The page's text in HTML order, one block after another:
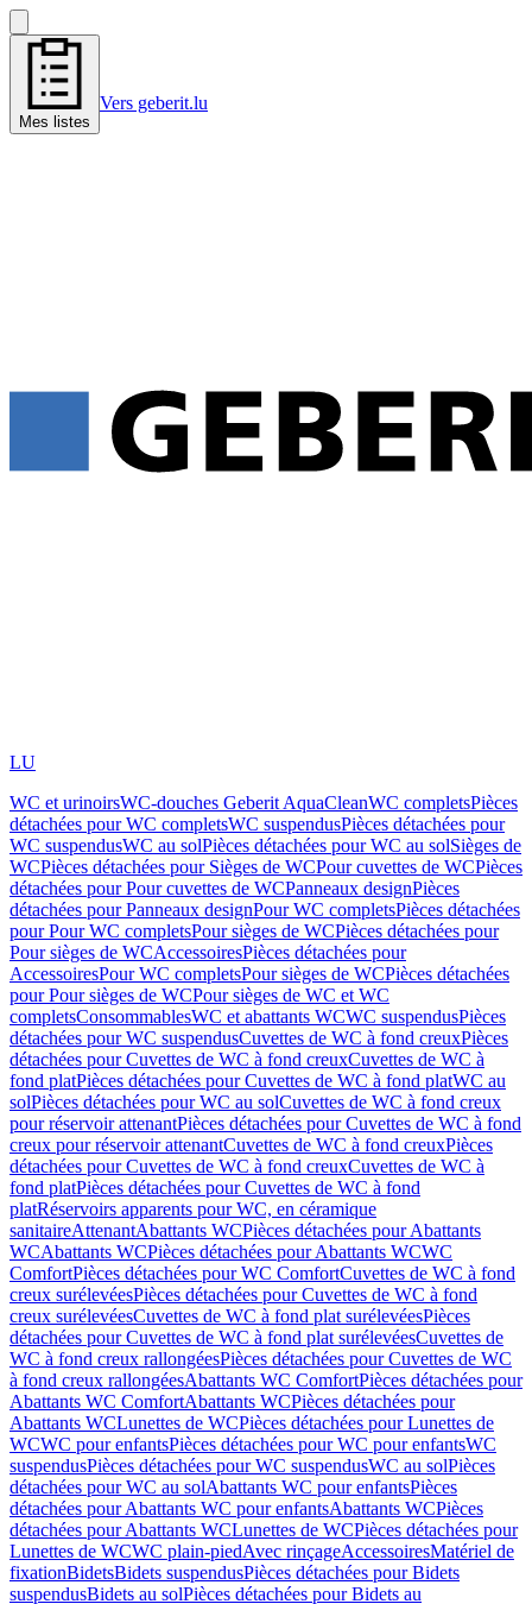
Mes listes
Vers geberit.lu
LU
WC et urinoirsWC-douches Geberit AquaCleanWC completsPièces
détachées pour WC completsWC suspendusPièces détachées pour
WC suspendusWC au solPièces détachées pour WC au solSièges de
WCPièces détachées pour Sièges de WCPour cuvettes de WCPièces
détachées pour Pour cuvettes de WCPanneaux designPièces
détachées pour Panneaux designPour WC completsPièces détachées
pour Pour WC completsPour sièges de WCPièces détachées pour
Pour sièges de WCAccessoiresPièces détachées pour
AccessoiresPour WC completsPour sièges de WCPièces détachées
pour Pour sièges de WCPour sièges de WC et WC
completsConsommablesWC et abattants WCWC suspendusPièces
détachées pour WC suspendusCuvettes de WC à fond creuxPièces
détachées pour Cuvettes de WC à fond creuxCuvettes de WC à
fond platPièces détachées pour Cuvettes de WC à fond platWC au
solPièces détachées pour WC au solCuvettes de WC à fond creux
pour réservoir attenantPièces détachées pour Cuvettes de WC à fond
creux pour réservoir attenantCuvettes de WC à fond creuxPièces
détachées pour Cuvettes de WC à fond creuxCuvettes de WC à
fond platPièces détachées pour Cuvettes de WC à fond
platRéservoirs apparents pour WC, en céramique
sanitaireAttenantAbattants WCPièces détachées pour Abattants
WCAbattants WCPièces détachées pour Abattants WCWC
ComfortPièces détachées pour WC ComfortCuvettes de WC à fond
creux surélevéesPièces détachées pour Cuvettes de WC à fond
creux surélevéesCuvettes de WC à fond plat surélevéesPièces
détachées pour Cuvettes de WC à fond plat surélevéesCuvettes de
WC à fond creux rallongéesPièces détachées pour Cuvettes de WC
à fond creux rallongéesAbattants WC ComfortPièces détachées pour
Abattants WC ComfortAbattants WCPièces détachées pour
Abattants WCLunettes de WCPièces détachées pour Lunettes de
WCWC pour enfantsPièces détachées pour WC pour enfantsWC
suspendusPièces détachées pour WC suspendusWC au solPièces
détachées pour WC au solAbattants WC pour enfantsPièces
détachées pour Abattants WC pour enfantsAbattants WCPièces
détachées pour Abattants WCLunettes de WCPièces détachées pour
Lunettes de WCWC plain-piedAvec rinçageAccessoiresMatériel de
fixationBidetsBidets suspendusPièces détachées pour Bidets
suspendusBidets au solPièces détachées pour Bidets au